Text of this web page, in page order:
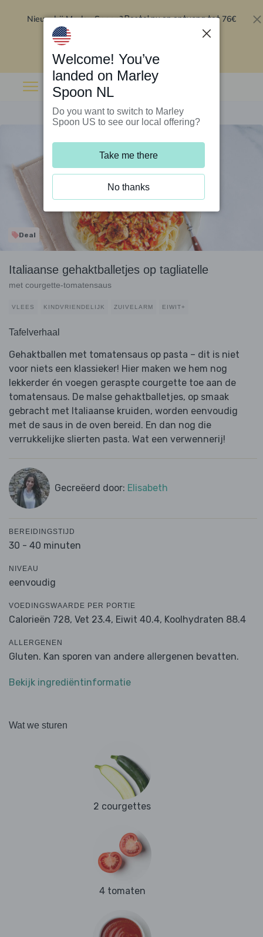
Nieuw bij Marley Spoon?Bestel nu en ontvang tot 76€
Deal
Italiaanse gehaktballetjes op tagliatelle
met courgette-tomatensaus
VLEES KINDVRIENDELIJK ZUIVELARM EIWIT+
Tafelverhaal
Gehaktballen met tomatensaus op pasta – dit is niet
voor niets een klassieker! Hier maken we hem nog
lekkerder én voegen geraspte courgette toe aan de
tomatensaus. De malse gehaktballetjes, op smaak
gebracht met Italiaanse kruiden, worden eenvoudig
met de saus in de oven bereid. En dan nog die
verrukkelijke slierten pasta. Wat een verwennerij!
Gecreëerd door: Elisabeth
BEREIDINGSTIJD
30 - 40 minuten
NIVEAU
eenvoudig
VOEDINGSWAARDE PER PORTIE
Calorieën 728, Vet 23.4, Eiwit 40.4, Koolhydraten 88.4
ALLERGENEN
Gluten. Kan sporen van andere allergenen bevatten.
Bekijk ingrediëntinformatie
Wat we sturen
2 courgettes
4 tomaten
Welcome! You’ve
landed on Marley
Spoon NL
Do you want to switch to Marley
Spoon US to see our local offering?
Take me there
No thanks